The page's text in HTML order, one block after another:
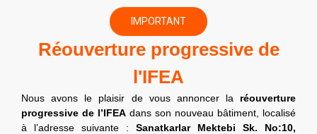
IMPORTANT
Réouverture progressive de
l'IFEA
Nous avons le plaisir de vous annoncer la réouverture
progressive de l’IFEA dans son nouveau bâtiment, localisé
à l’adresse suivante : Sanatkarlar Mektebi Sk. No:10,